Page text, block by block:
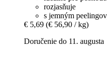
rozjasňuje
s jemným
€ 5,69 (€ 56,90 / kg)
Doručenie do 11. augusta